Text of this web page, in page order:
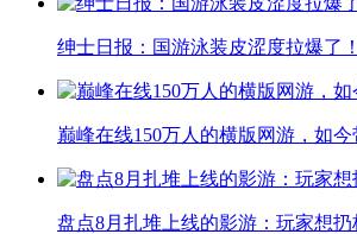
绅士日报：国游泳装皮涩度拉爆了
巅峰在线150万人的横版网游，如今
盘点8月扎堆上线的影游：玩家想